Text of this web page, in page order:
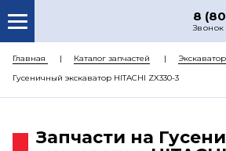
8
О НАС
КАТАЛОГ
ДОСТАВКА
Главная Каталог запчастей
Гусеничный экскаватор HITACHI ZX330-3
Запчасти на